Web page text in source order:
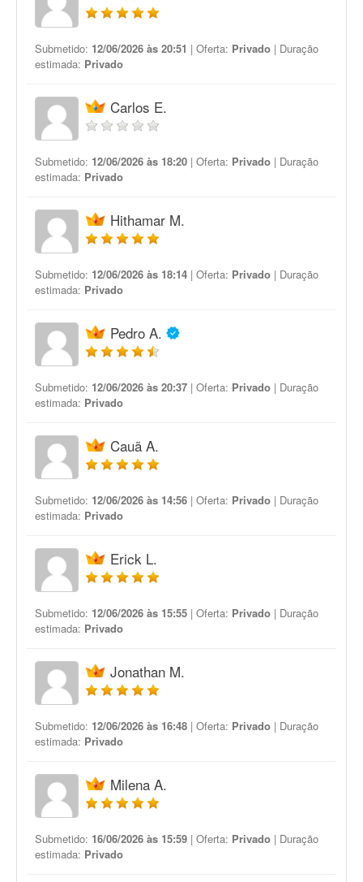
Submetido: 12/06/2026 às 20:51 | Oferta: Privado | Duração
estimada: Privado
Carlos E.
Submetido: 12/06/2026 às 18:20 | Oferta: Privado | Duração
estimada: Privado
Hithamar M.
Submetido: 12/06/2026 às 18:14 | Oferta: Privado | Duração
estimada: Privado
Pedro A.
Submetido: 12/06/2026 às 20:37 | Oferta: Privado | Duração
estimada: Privado
Cauã A.
Submetido: 12/06/2026 às 14:56 | Oferta: Privado | Duração
estimada: Privado
Erick L.
Submetido: 12/06/2026 às 15:55 | Oferta: Privado | Duração
estimada: Privado
Jonathan M.
Submetido: 12/06/2026 às 16:48 | Oferta: Privado | Duração
estimada: Privado
Milena A.
Submetido: 16/06/2026 às 15:59 | Oferta: Privado | Duração
estimada: Privado